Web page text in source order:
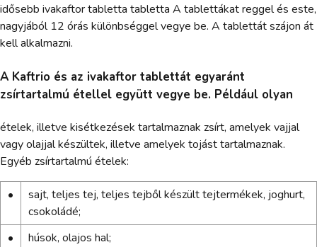
idősebb ivakaftor tabletta tabletta A tablettákat reggel és este,
nagyjából 12 órás különbséggel vegye be. A tablettát szájon át
kell alkalmazni.
A Kaftrio és az ivakaftor tablettát egyaránt
zsírtartalmú étellel együtt vegye be. Például olyan
ételek, illetve kisétkezések tartalmaznak zsírt, amelyek vajjal
vagy olajjal készültek, illetve amelyek tojást tartalmaznak.
Egyéb zsírtartalmú ételek:
•
sajt, teljes tej, teljes tejből készült tejtermékek, joghurt,
csokoládé;
•
húsok, olajos hal;